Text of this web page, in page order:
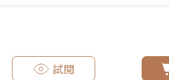
試閱
• 急漲後發生震盪，要如何知
看看？
• 遇到跌停板該怎麼辦？
【Q45】 綜合性的判斷力
【Q46】 移動平均線與布林通道